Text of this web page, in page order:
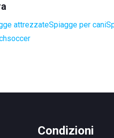
attrezzateSpiagge per cani
Condizioni